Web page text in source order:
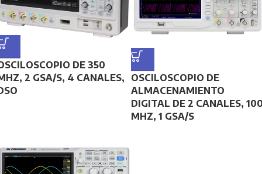
DE 350
2 GSA/S, 4 CANALES,
OSCILOSCOPIO DE
ALMACENAMIENTO
DIGITAL DE 2 CANALES,
MHZ, 1 GSA/S